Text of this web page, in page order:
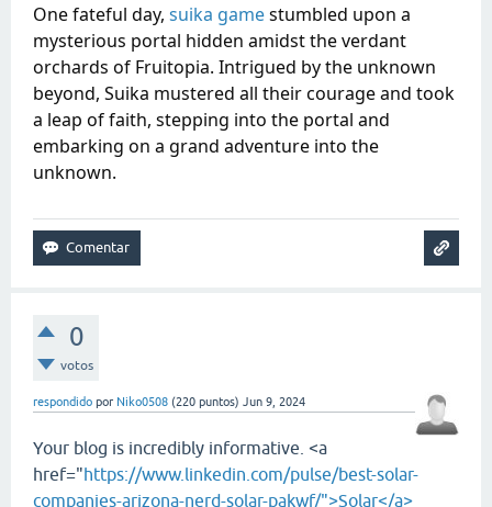
One fateful day, suika gamestumbled upon a
mysterious portal hidden amidst the verdant
orchards of Fruitopia. Intrigued by the unknown
beyond, Suika mustered all their courage and took
a leap of faith, stepping into the portal and
embarking on a grand adventure into the
unknown.
0
votos
respondido por Niko0508 (220 puntos) Jun 9, 2024
Your blog is incredibly informative. <a
href="https://www.linkedin.com/pulse/best-solar-
companies-arizona-nerd-solar-pakwf/">Solar</a>